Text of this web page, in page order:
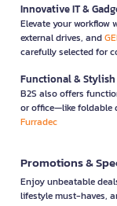
Innovative IT &
Elevate your workflow
external drives, and
carefully selected for
Functional &
B2S also offers
or office—like foldable
Furradec
Promotions &
Enjoy unbeatable
lifestyle must-haves,